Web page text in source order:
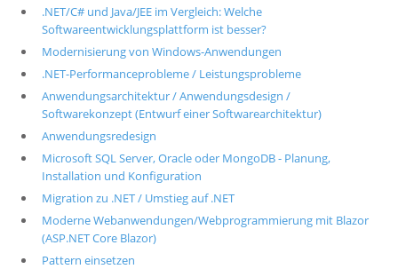
.NET/C# und Java/JEE im Vergleich: Welche
Softwareentwicklungsplattform ist besser?
Modernisierung von Windows-Anwendungen
.NET-Performanceprobleme / Leistungsprobleme
Anwendungsarchitektur / Anwendungsdesign /
Softwarekonzept (Entwurf einer Softwarearchitektur)
Anwendungsredesign
Microsoft SQL Server, Oracle oder MongoDB - Planung,
Installation und Konfiguration
Migration zu .NET / Umstieg auf .NET
Moderne Webanwendungen/Webprogrammierung mit Blazor
(ASP.NET Core Blazor)
Pattern einsetzen